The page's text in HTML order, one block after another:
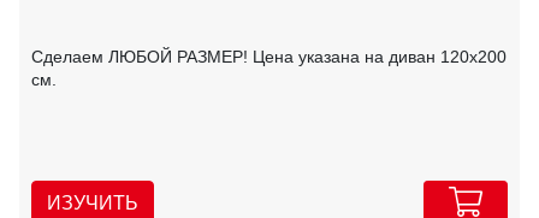
Сделаем ЛЮБОЙ РАЗМЕР! Цена указана на диван 120х200
см.
ИЗУЧИТЬ